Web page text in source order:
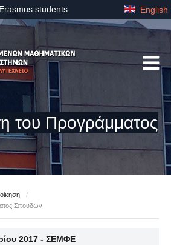
students English
του Προγράμματος
/
Σπουδών
2017 - ΣΕΜΦΕ